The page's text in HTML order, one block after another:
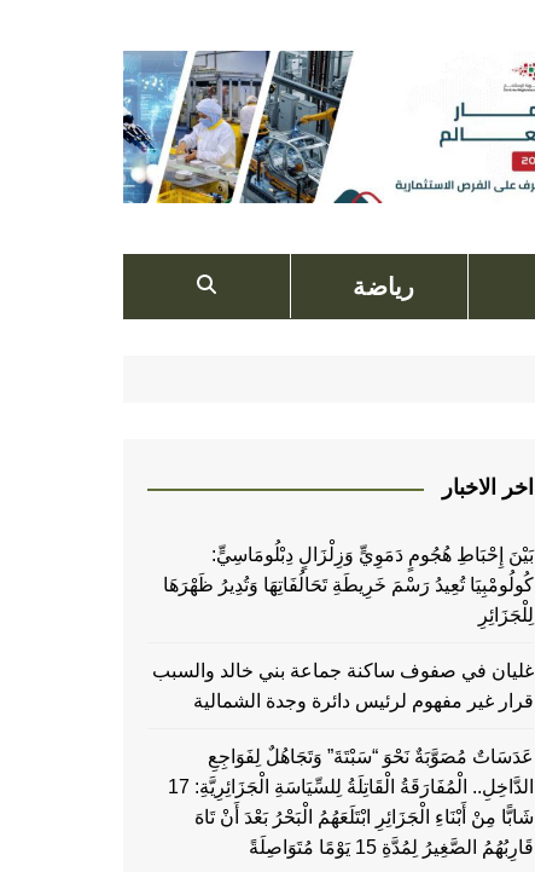
رياضة
اخر الاخبار
بَيْنَ إِحْبَاطِ هُجُومٍ دَمَوِيٍّ وَزِلْزَالٍ دِبْلُومَاسِيٍّ:
كُولُومْبِيَا تُعِيدُ رَسْمَ خَرِيطَةِ تَحَالُفَاتِهَا وَتُدِيرُ ظَهْرَهَا
لِلْجَزَائِرِ
غليان في صفوف ساكنة جماعة بني خالد والسبب
قرار غير مفهوم لرئيس دائرة وجدة الشمالية
عَدَسَاتٌ مُصَوَّبَةٌ نَحْوَ “سَبْتَةَ” وَتَجَاهُلٌ لِفَوَاجِعِ
الدَّاخِلِ.. الْمُفَارَقَةُ الْقَاتِلَةُ لِلسِّيَاسَةِ الْجَزَائِرِيَّةِ: 17
شَابًّا مِنْ أَبْنَاءِ الْجَزَائِرِ ابْتَلَعَهُمُ الْبَحْرُ بَعْدَ أَنْ تَاهَ
قَارِبُهُمُ الصَّغِيرُ لِمُدَّةِ 15 يَوْمًا مُتَوَاصِلَةً